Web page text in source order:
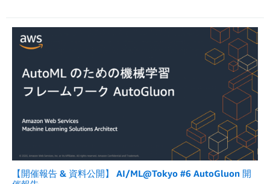
【開催報告 & 資料公開】 AI/ML@Tokyo #6 AutoGluon 開